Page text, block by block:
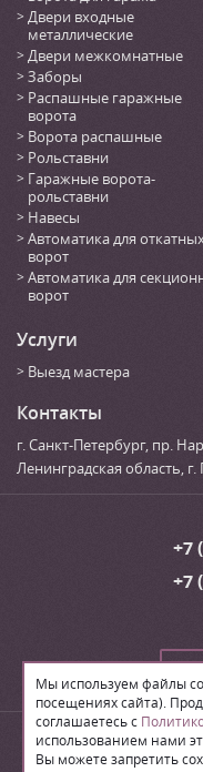
Мы используем файлы
посещениях сайта).
соглашаетесь с
использованием нами
Вы можете запретить
Двери входные
металлические
Двери межкомнатные
Заборы
Распашные гаражные
ворота
Ворота распашные
Рольставни
Гаражные ворота-
рольставни
Навесы
Автоматика для
ворот
Автоматика для
ворот
Услуги
Выезд мастера
Контакты
г. Санкт-Петербург, пр.
Ленинградская область, г.
+7
+7
© 2026